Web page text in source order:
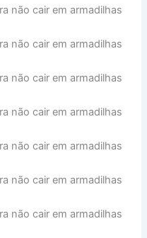
não cair em armadilhas
não cair em armadilhas
não cair em armadilhas
não cair em armadilhas
não cair em armadilhas
não cair em armadilhas
não cair em armadilhas